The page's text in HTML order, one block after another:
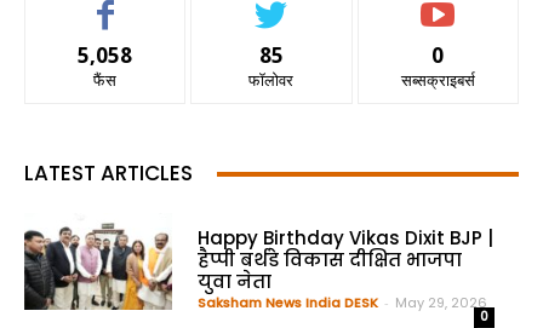
5,058
फैंस
85
फॉलोवर
0
सब्सक्राइबर्स
LATEST ARTICLES
Happy Birthday Vikas Dixit BJP |
हैप्पी बर्थडे विकास दीक्षित भाजपा
युवा नेता
Saksham News India DESK - May 29, 2026
0